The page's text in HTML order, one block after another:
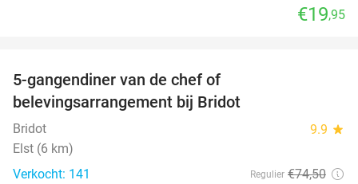
€19,95
5-gangendiner van de chef of
belevingsarrangement bij Bridot
Bridot 9.9 star
Elst (6 km)
Verkocht: 141
Regulier €74,50